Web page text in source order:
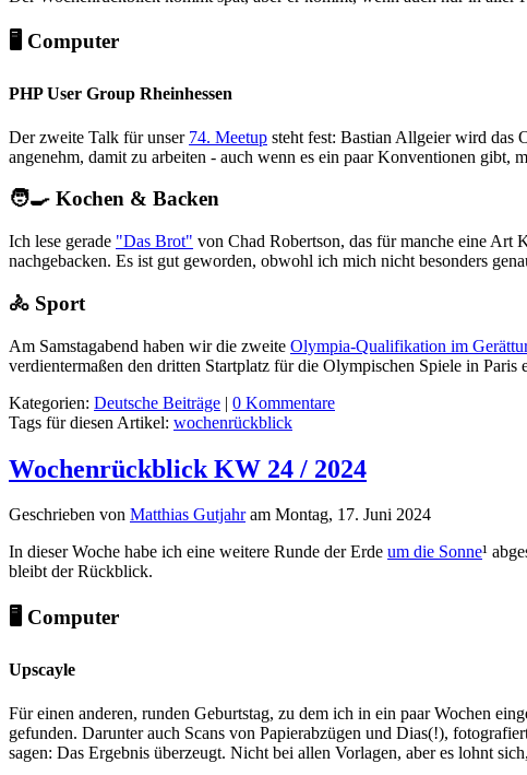
🖥️ Computer
PHP User Group Rheinhessen
Der zweite Talk für unser 74. Meetup steht fest: Bastian Allgeier wird das
angenehm, damit zu arbeiten - auch wenn es ein paar Konventionen gibt,
🧑‍🍳 Kochen & Backen
Ich lese gerade "Das Brot" von Chad Robertson, das für manche eine Art
nachgebacken. Es ist gut geworden, obwohl ich mich nicht besonders
🚴 Sport
Am Samstagabend haben wir die zweite Olympia-Qualifikation im
verdientermaßen den dritten Startplatz für die Olympischen Spiele in
Kategorien: Deutsche Beiträge | 0 Kommentare
Tags für diesen Artikel: wochenrückblick
Wochenrückblick KW 24 / 2024
Geschrieben von Matthias Gutjahram Montag, 17. Juni 2024
In dieser Woche habe ich eine weitere Runde der Erde um die Sonne¹
bleibt der Rückblick.
🖥️ Computer
Upscayle
Für einen anderen, runden Geburtstag, zu dem ich in ein paar Wochen
gefunden. Darunter auch Scans von Papierabzügen und Dias(!),
sagen: Das Ergebnis überzeugt. Nicht bei allen Vorlagen, aber es lohnt